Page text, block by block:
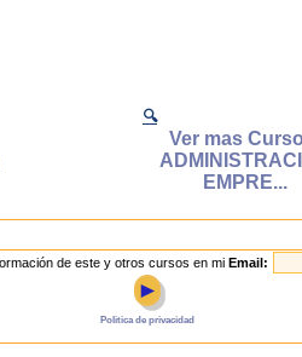
🔍
Ver mas
EMPRE...
de este y otros cursos en mi Email:
►
Politica de privacidad